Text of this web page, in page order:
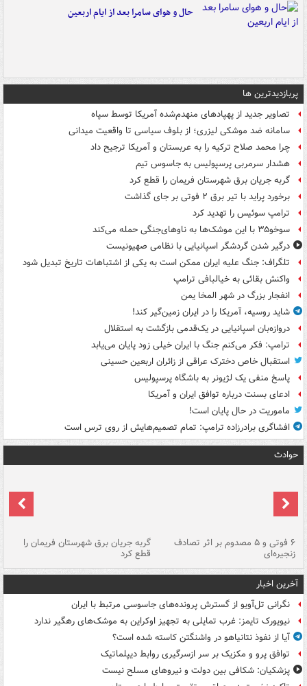
حال و هوای سامرا بعد از ایام اربعین
پربازدیدترین ها
تصاویر جدید از پهپادهای منهدم‌شده آمریکا توسط سپاه
سامانه ضد موشکی لیزری؛ از بلوف سیاسی تا واقعیت میدانی
چرا محمد صلاح ترکیه را به عربستان و آمریکا ترجیح داد
هشدار سرمربی پرسپولیس به جاسوس تیم
گربه جریان برق شهرستان فریمان را قطع کرد
برخورد پراید با تیر برق ۲ فوتی بر جای گذاشت
ترامپ سوئیس را تهدید کرد
سوخو۳۵ با این موشک‌ها به ناوهای‌جنگی حمله می‌کند
درگیر شدن گردشگر اسپانیایی با نظامی صهیونیست
تلگراف: جنگ علیه ایران ممکن است به یکی از اشتباهات تاریخ تبدیل شود
واکنش بقائی به خیالبافی ترامپ
انفجار بزرگ در شهر المخا یمن
شاید روسیه، آمریکا را در ایران زمین‌گیر کند!
دروازه‌بان اسپانیایی در یک‌قدمی بازگشت به استقلال
ترامپ: فکر می‌کنم جنگ با ایران خیلی زود پایان می‌یابد
استقبال خاص دخترک عراقی از زائران اربعین حسینی
پاسخ منفی یک لژیونر به باشگاه پرسپولیس
ادعای بسنت درباره توافق ایران و آمریکا
ماموریت در حال پایان است!
افشاگری برادرزاده ترامپ: تمام تصمیم‌هایش از روی ترس است
حوادث
۶ فوتی و ۵ مصدوم بر اثر تصادف
زنجیره‌ای
گربه جریان برق شهرستان فریمان را
قطع کرد
آخرین اخبار
نگرانی تل‌آویو از گسترش پرونده‌های جاسوسی مرتبط با ایران
نیویورک تایمز: غرب تمایلی به تجهیز اوکراین به موشک‌های رهگیر ندارد
آیا از نفوذ نتانیاهو در واشنگتن کاسته شده است؟
توافق پرو و مکزیک بر سر ازسرگیری روابط دیپلماتیک
پزشکیان: شکافی بین دولت و نیروهای مسلح نیست